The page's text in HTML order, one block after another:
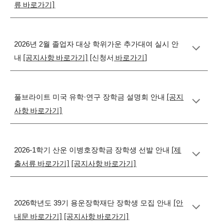
류 바로가기]
2026년 2월 졸업자 대상 학위가운 추가대여 실시 안
내 [공지사항 바로가기] [신청서 바로가기]
풀브라이트 미국 유학·연구 장학금 설명회 안내 [공지
사항 바로가기]
2026-1학기 산운 이병호장학금 장학생 선발 안내 [제
출서류 바로가기] [공지사항 바로가기]
2026학년도 39기 용운장학재단 장학생 모집 안내
[안
내문 바로가기] [공지사항 바로가기]